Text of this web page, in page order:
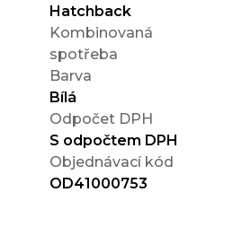
Hatchback
Kombinovaná
spotřeba
Barva
Bílá
Odpočet DPH
S odpočtem DPH
Objednávací kód
OD41000753